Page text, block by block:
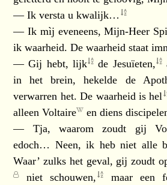
— Ik versta ukwalijk…
— Ik mìj eveneens,Mijn-Heer
ik waarheid. De waarheid staat
— Gij hebt, lijk de Jesuïeten,
in het brein, hekelde de
verwarren het. De waarheid ishel
alleenVoltaire en diens
— Tja, waarom zoudt gij
edoch… Neen, ik heb niet alle
Waar’ zulks het geval, gij zoudt
nietschouwen, maar een